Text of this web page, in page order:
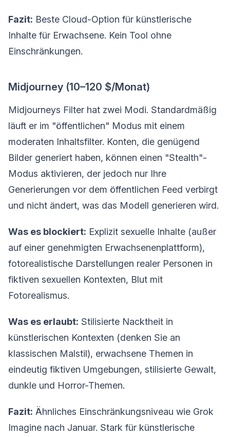
Fazit: Beste Cloud-Option für künstlerische
Inhalte für Erwachsene. Kein Tool ohne
Einschränkungen.
Midjourney (10–120 $/Monat)
Midjourneys Filter hat zwei Modi. Standardmäßig
läuft er im "öffentlichen" Modus mit einem
moderaten Inhaltsfilter. Konten, die genügend
Bilder generiert haben, können einen "Stealth"-
Modus aktivieren, der jedoch nur Ihre
Generierungen vor dem öffentlichen Feed verbirgt
und nicht ändert, was das Modell generieren wird.
Was es blockiert: Explizit sexuelle Inhalte (außer
auf einer genehmigten Erwachsenenplattform),
fotorealistische Darstellungen realer Personen in
fiktiven sexuellen Kontexten, Blut mit
Fotorealismus.
Was es erlaubt: Stilisierte Nacktheit in
künstlerischen Kontexten (denken Sie an
klassischen Malstil), erwachsene Themen in
eindeutig fiktiven Umgebungen, stilisierte Gewalt,
dunkle und Horror-Themen.
Fazit: Ähnliches Einschränkungsniveau wie Grok
Imagine nach Januar. Stark für künstlerische